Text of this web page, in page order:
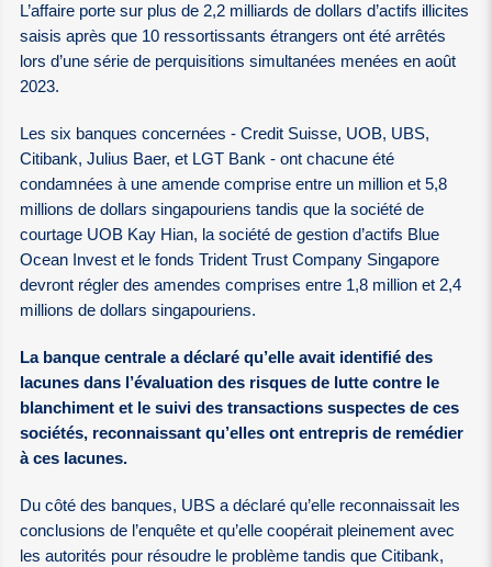
L’affaire porte sur plus de 2,2 milliards de dollars d’actifs illicites
saisis après que 10 ressortissants étrangers ont été arrêtés
lors d’une série de perquisitions simultanées menées en août
2023.
Les six banques concernées - Credit Suisse, UOB, UBS,
Citibank, Julius Baer, et LGT Bank - ont chacune été
condamnées à une amende comprise entre un million et 5,8
millions de dollars singapouriens tandis que la société de
courtage UOB Kay Hian, la société de gestion d’actifs Blue
Ocean Invest et le fonds Trident Trust Company Singapore
devront régler des amendes comprises entre 1,8 million et 2,4
millions de dollars singapouriens.
La banque centrale a déclaré qu’elle avait identifié des
lacunes dans l’évaluation des risques de lutte contre le
blanchiment et le suivi des transactions suspectes de ces
sociétés, reconnaissant qu’elles ont entrepris de remédier
à ces lacunes.
Du côté des banques, UBS a déclaré qu’elle reconnaissait les
conclusions de l’enquête et qu’elle coopérait pleinement avec
les autorités pour résoudre le problème tandis que Citibank,